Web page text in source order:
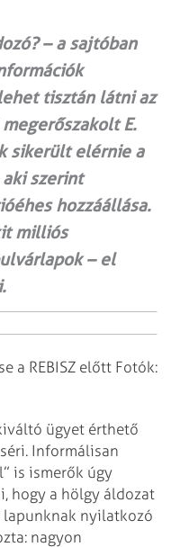
– a sajtóban
tisztán látni az
E.
sikerült elérnie a
szerint
hozzáállása.
milliós
– el
a REBISZ előtt Fotók:
ügyet érthető
Informálisan
is ismerők úgy
hogy a hölgy áldozat
lapunknak nyilatkozó
nagyon